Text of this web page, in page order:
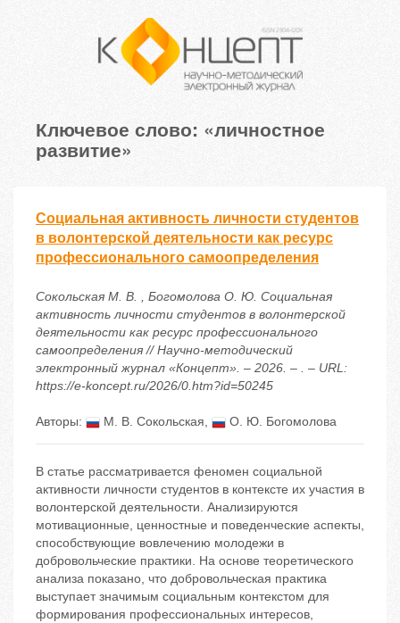
Ключевое слово: «личностное
развитие»
Социальная активность личности студентов
в волонтерской деятельности как ресурс
профессионального самоопределения
Сокольская М. В. , Богомолова О. Ю. Социальная
активность личности студентов в волонтерской
деятельности как ресурс профессионального
самоопределения // Научно-методический
электронный журнал «Концепт». – 2026. – . – URL:
https://e-koncept.ru/2026/0.htm?id=50245
Авторы: М. В. Сокольская, О. Ю. Богомолова
В статье рассматривается феномен социальной
активности личности студентов в контексте их участия в
волонтерской деятельности. Анализируются
мотивационные, ценностные и поведенческие аспекты,
способствующие вовлечению молодежи в
добровольческие практики. На основе теоретического
анализа показано, что добровольческая практика
выступает значимым социальным контекстом для
формирования профессиональных интересов,